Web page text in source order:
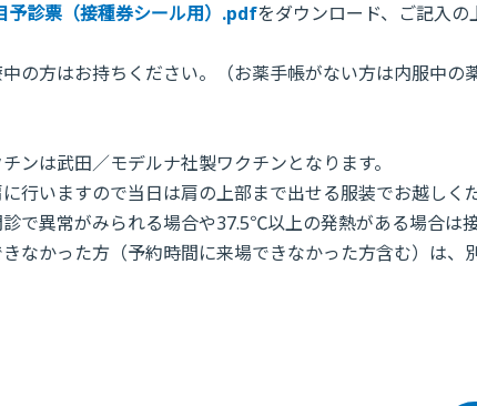
予診票（接種券シール用）.pdfをダウンロード、ご記入の
の方はお持ちください。（お薬手帳がない方は内服中の
ンは武田／モデルナ社製ワクチンとなります。
行いますので当日は肩の上部まで出せる服装でお越しくだ
で異常がみられる場合や37.5℃以上の発熱がある場合は接
なかった方（予約時間に来場できなかった方含む）は、